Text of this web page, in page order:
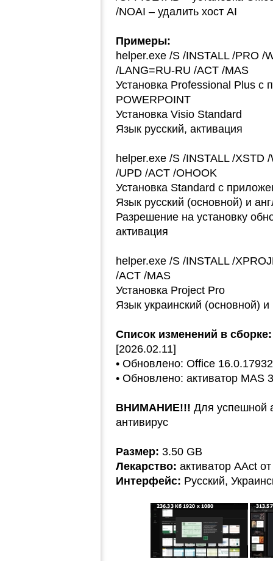
/NOAI – удалить хост AI
Примеры:
helper.exe /S /INSTALL /PRO /
/LANG=RU-RU /ACT /MAS
Установка Professional Plus с
POWERPOINT
Установка Visio Standard
Язык русский, активация
helper.exe /S /INSTALL /XSTD
/UPD /ACT /OHOOK
Установка Standard с
Язык русский (основной) и
Разрешение на установку
активация
helper.exe /S /INSTALL /
/ACT /MAS
Установка Project Pro
Язык украинский (основной) и
Список изменений в сборке:
[2026.02.11]
• Обновлено: Office
• Обновлено: активатор MAS
ВНИМАНИЕ!!! Для успешной
антивирус
Размер: 3.50 GB
Лекарство: активатор AAct
Интерфейс: Русский,